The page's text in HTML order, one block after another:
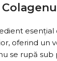
oferind un
se rupă